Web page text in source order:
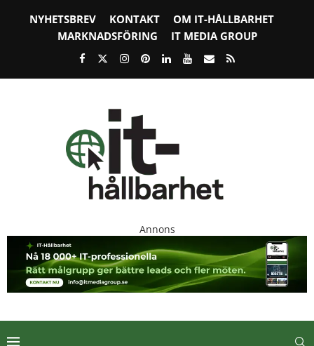
NYHETSBREV KONTAKT
OM IT-HÅLLBARHET
MARKNADSFÖRING
IT MEDIA GROUP
Annons